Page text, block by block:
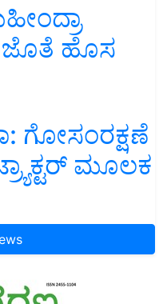
ಹೊಸ
ಗೋಸಂರಕ್ಷಣೆ
ಮೂಲಕ